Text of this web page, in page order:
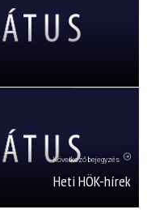
Következő bejegyzés
Heti HÖK-hírek